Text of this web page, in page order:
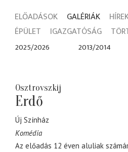
ELŐADÁSOK GALÉRIÁK
ÉPÜLET
IGAZGATÓSÁG
2025/2026 2013/2014
Osztrovszkij
Erdő
Új Színház
Komédia
Az előadás 12 éven aluliak